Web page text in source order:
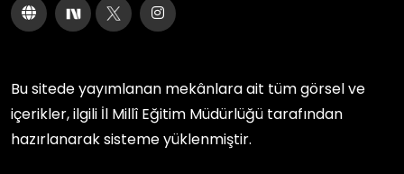
Bu sitede yayımlanan mekânlara ait tüm görsel ve
içerikler, ilgili İl Millî Eğitim Müdürlüğü tarafından
hazırlanarak sisteme yüklenmiştir.